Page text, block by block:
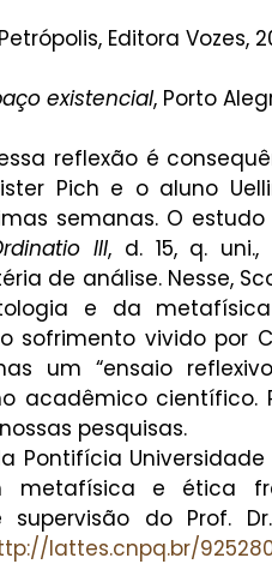
Editora Vozes,
existencial, Porto
reflexão é
Pich e o aluno
semanas. O
III, d. 15, q.
de análise. Nesse,
e da
sofrimento vivido por
um “ensaio
acadêmico científico.
pesquisas.
Pontifícia
metafísica e ética
do Prof.
lattes.cnpq.br/